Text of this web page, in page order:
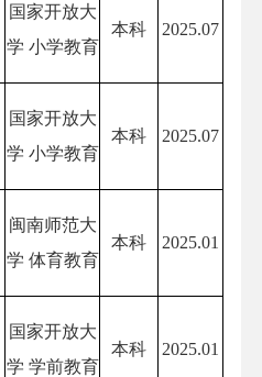
国家开放大
学 小学教育
本科 2025.07
国家开放大
学 小学教育
本科 2025.07
闽南师范大
学 体育教育
本科 2025.01
国家开放大
学 学前教育
本科 2025.01